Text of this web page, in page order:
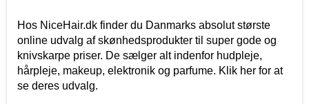
Hos NiceHair.dk finder du Danmarks absolut største
online udvalg af skønhedsprodukter til super gode og
knivskarpe priser. De sælger alt indenfor hudpleje,
hårpleje, makeup, elektronik og parfume. Klik her for at
se deres udvalg.